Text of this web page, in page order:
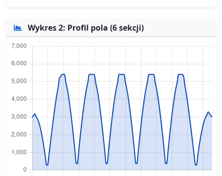
Wykres 2: Profil pola (6 sekcji)